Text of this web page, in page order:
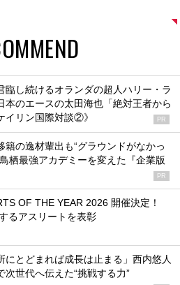
臨し続けるオランダの超人ハリー・ラ
本のエースの太田海也「絶対王者から
イリン国際対談②》
PR
籍の逸材輩出も“グラウンドがなかっ
栖最強アカデミーを変えた『企業版
PR
OF THE YEAR 2026 開催決定！
るアスリートを表彰
にとどまれば成長は止まる」西内悠人
次世代へ伝えた“挑戦する力”